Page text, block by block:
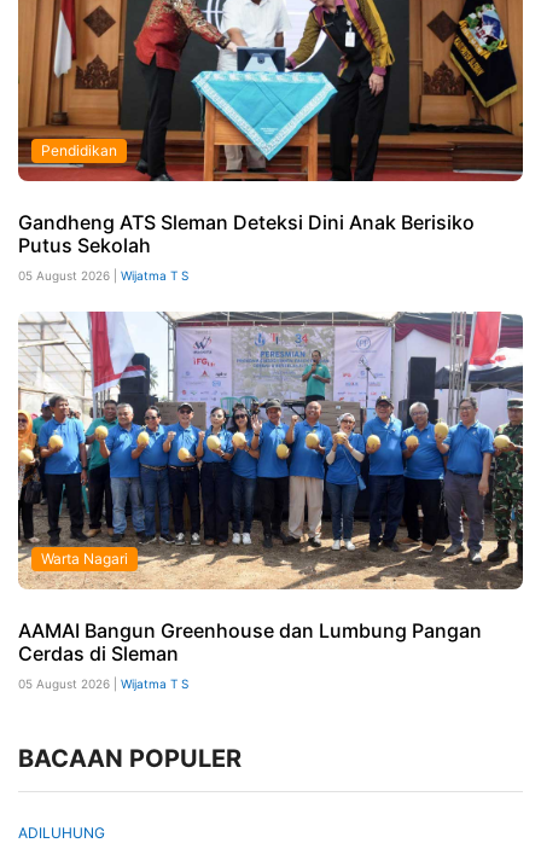
Pendidikan
Gandheng ATS Sleman Deteksi Dini Anak Berisiko
Putus Sekolah
05 August 2026 | Wijatma T S
Warta Nagari
AAMAI Bangun Greenhouse dan Lumbung Pangan
Cerdas di Sleman
05 August 2026 | Wijatma T S
BACAAN POPULER
ADILUHUNG